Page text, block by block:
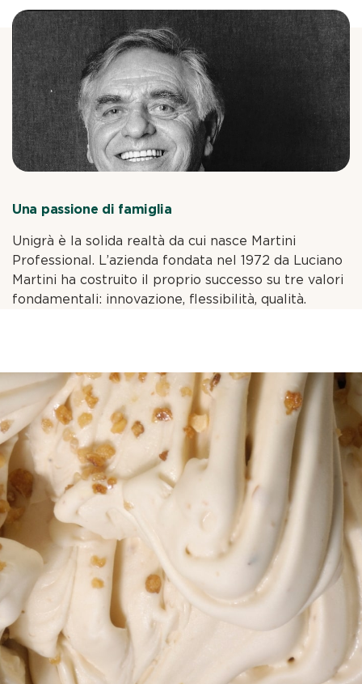
Una passione di famiglia
Unigrà è la solida realtà da cui nasce Martini
Professional. L’azienda fondata nel 1972 da Luciano
Martini ha costruito il proprio successo su tre valori
fondamentali: innovazione, flessibilità, qualità.